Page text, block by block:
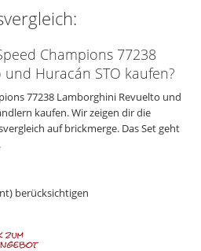
Champions 77238
Huracán STO kaufen?
77238 Lamborghini Revuelto und
kaufen. Wir zeigen dir die
auf brickmerge. Das Set geht
berücksichtigen